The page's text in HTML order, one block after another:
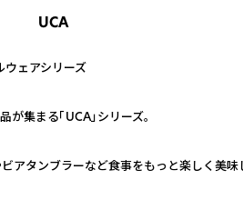
UCA
ェアシリーズ
集まる「UCA」シリーズ。
アタンブラーなど食事をもっと楽しく美味